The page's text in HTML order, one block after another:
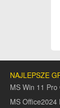
NAJLEPSZE
MS Win 11 Pro
MS Office2024